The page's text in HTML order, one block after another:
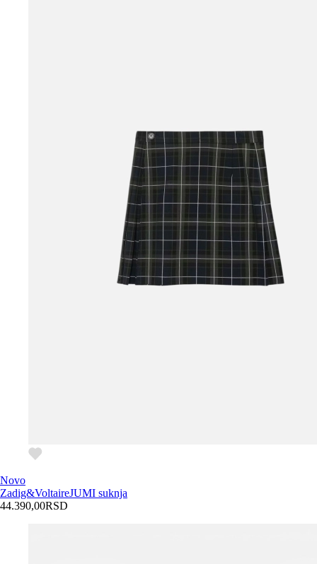
Novo
Zadig&VoltaireJUMI suknja
44.390,00RSD